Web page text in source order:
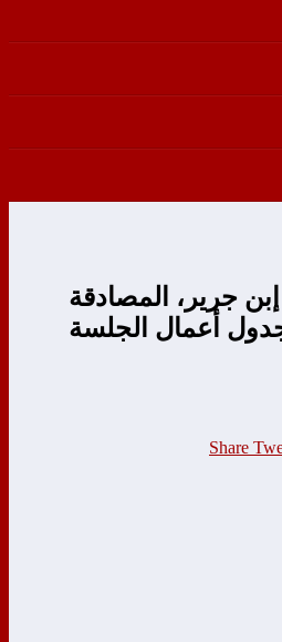
جرير، المصادقة
أعمال الجلسة
Share